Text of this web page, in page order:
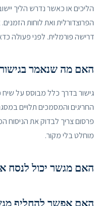
הליכים או כאשר נדרש הליך
הפרוצדורלית ואת לוחות
דרישה פורמלית. לפני פעולה
האם מה שנאמר
גישור בדרך כלל מבוסס על שיח
החריגים והמסמכים תלויים
פרסום צריך לבדוק את הניסוח
מוחלט בלי מקור.
האם מגשר יכול לנסח